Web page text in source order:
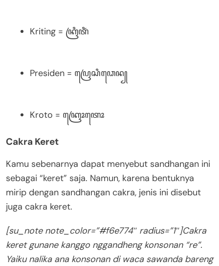
Kriting = ꦏꦿꦶꦠꦶꦁ
Presiden = ꦥꦿꦺꦱꦶꦣꦺꦤ꧀
Kroto = ꦏꦿꦺꦴꦠꦺꦴ
Cakra Keret
Kamu sebenarnya dapat menyebut sandhangan ini
sebagai “keret” saja. Namun, karena bentuknya
mirip dengan sandhangan cakra, jenis ini disebut
juga cakra keret.
[su_note note_color=”#f6e774″ radius=”1″]Cakra
keret gunane kanggo nggandheng konsonan “re”.
Yaiku nalika ana konsonan di waca sawanda bareng